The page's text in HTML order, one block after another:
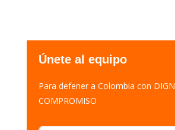
Únete al equipo
Para defener a Colombia con
COMPROMISO